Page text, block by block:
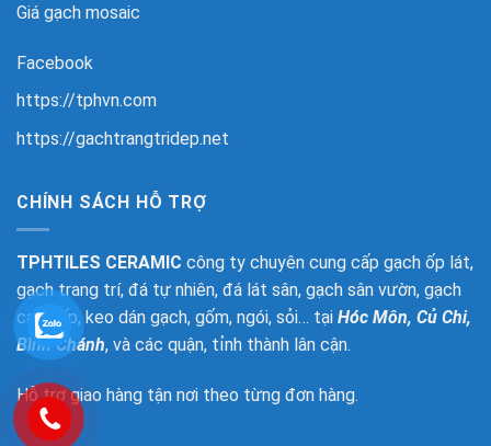
Giá gạch mosaic
Facebook
https://tphvn.com
https://gachtrangtridep.net
CHÍNH SÁCH HỖ TRỢ
TPHTILES CERAMIC công ty chuyên cung cấp gạch ốp lát,
gạch trang trí, đá tự nhiên, đá lát sân, gạch sân vườn, gạch
cao cấp, keo dán gạch, gốm, ngói, sỏi… tại Hóc Môn, Củ Chi,
Bình Chánh, và các quận, tỉnh thành lân cận.
Hỗ trợ giao hàng tận nơi theo từng đơn hàng.